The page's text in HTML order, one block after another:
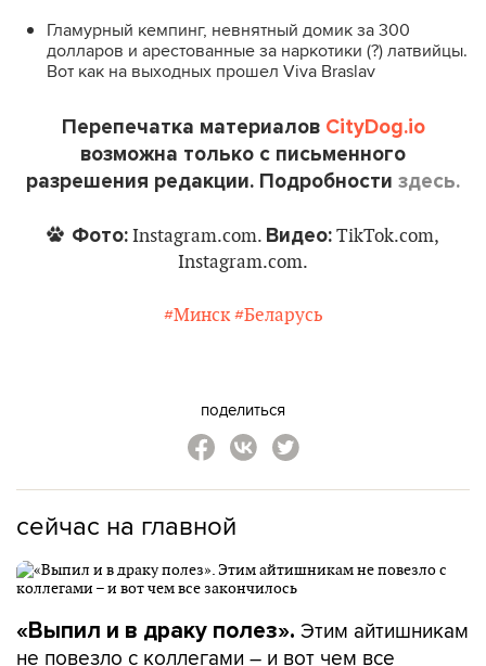
Гламурный кемпинг, невнятный домик за 300
долларов и арестованные за наркотики (?) латвийцы.
Вот как на выходных прошел Viva Braslav
Перепечатка материалов CityDog.io
возможна только с письменного
разрешения редакции. Подробности здесь.
Фото: Instagram.com. Видео: TikTok.com,
Instagram.com.
#Минск #Беларусь
поделиться
сейчас на главной
«Выпил и в драку полез». Этим айтишникам
не повезло с коллегами – и вот чем все